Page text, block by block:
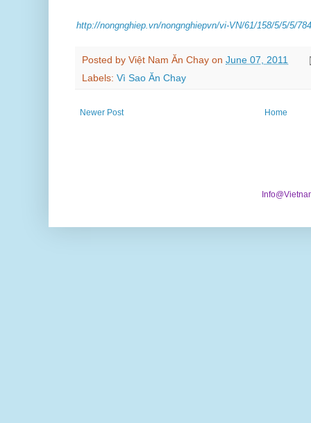
http://nongnghiep.vn/nongnghiepvn/vi-VN/61/158/5/5/5/
Posted by Việt Nam Ăn Chay on June 07, 2011
Labels: Vì Sao Ăn Chay
Newer Post Home